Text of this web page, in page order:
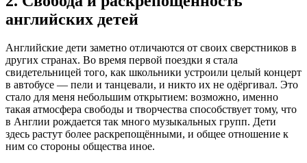
английских детей
Английские дети заметно отличаются от своих сверстников в
других странах. Во время первой поездки я стала
свидетельницей того, как школьники устроили целый концерт
в автобусе — пели и танцевали, и никто их не одёргивал. Это
стало для меня небольшим открытием: возможно, именно
такая атмосфера свободы и творчества способствует тому, что
в Англии рождается так много музыкальных групп. Дети
здесь растут более раскрепощёнными, и общее отношение к
ним со стороны общества иное.